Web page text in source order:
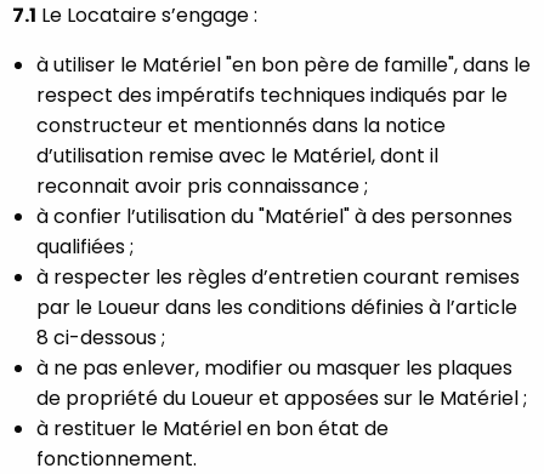
7.1 Le Locataire s’engage :
à utiliser le Matériel "en bon père de famille", dans le
respect des impératifs techniques indiqués par le
constructeur et mentionnés dans la notice
d’utilisation remise avec le Matériel, dont il
reconnait avoir pris connaissance ;
à confier l’utilisation du "Matériel" à des personnes
qualifiées ;
à respecter les règles d’entretien courant remises
par le Loueur dans les conditions définies à l’article
8 ci-dessous ;
à ne pas enlever, modifier ou masquer les plaques
de propriété du Loueur et apposées sur le Matériel ;
à restituer le Matériel en bon état de
fonctionnement.